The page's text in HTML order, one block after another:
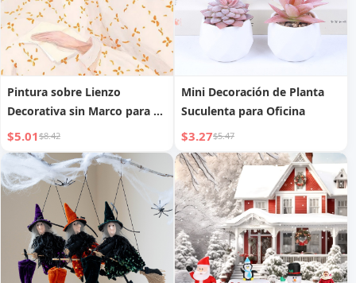
Pintura sobre Lienzo
Decorativa sin Marco para el
Hogar
$5.01$8.42
Mini Decoración de Planta
Suculenta para Oficina
$3.27$5.47